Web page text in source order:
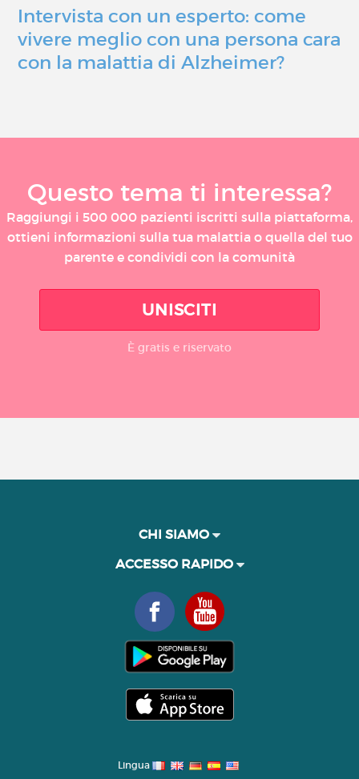
Intervista con un esperto: come
vivere meglio con una persona cara
con la malattia di Alzheimer?
Questo tema ti interessa?
Raggiungi i 500 000 pazienti iscritti sulla piattaforma,
ottieni informazioni sulla tua malattia o quella del tuo
parente e condividi con la comunità
UNISCITI
È gratis e riservato
CHI SIAMO
ACCESSO RAPIDO
Lingua